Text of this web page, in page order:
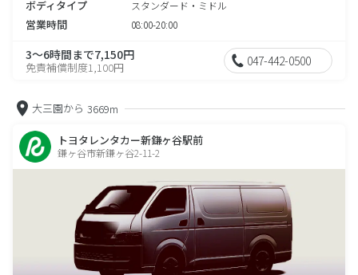
ボディタイプ スタンダード・ミドル
営業時間 08:00-20:00
3～6時間まで7,150円
免責補償制度1,100円 047-442-0500
大三園から 3669m
トヨタレンタカー新鎌ヶ谷駅前
鎌ヶ谷市新鎌ヶ谷2-11-2